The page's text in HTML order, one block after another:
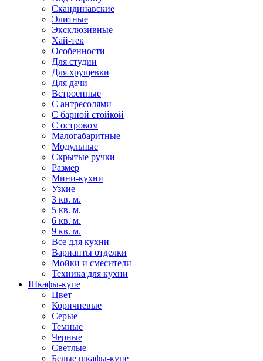
Скандинавские
Элитные
Эксклюзивные
Хай-тек
Особенности
Для студии
Для хрущевки
Для дачи
Встроенные
С антресолями
С барной стойкой
С островом
Малогабаритные
Модульные
Скрытые ручки
Размер
Мини-кухни
Узкие
3 кв. м.
5 кв. м.
6 кв. м.
9 кв. м.
Все для кухни
Варианты отделки
Мойки и смесители
Техника для кухни
Шкафы-купе
Цвет
Коричневые
Серые
Темные
Черные
Светлые
Белые шкафы-купе